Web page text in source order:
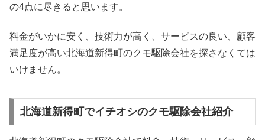
の4点に尽きると思います。
料金がいかに安く、技術力が高く、サービスの良い、顧客
満足度が高い北海道新得町のクモ駆除会社を探さなくては
いけません。
北海道新得町でイチオシのクモ駆除会社紹介